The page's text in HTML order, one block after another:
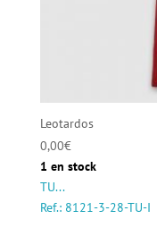
Leotardos
0,00€
1 en stock
TU...
Ref.: 8121-3-28-TU-I